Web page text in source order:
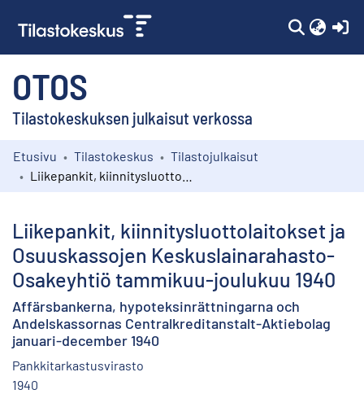
OTOS
Tilastokeskuksen julkaisut verkossa
Kokoelmat
Etusivu Tilastokeskus
Tilastojulkaisut
Liikepankit, kiinnitysluottolaitokset ja
Osuuskassojen Keskuslainarahasto-
Osakeyhtiö tammikuu-joulukuu 1940
Affärsbankerna, hypoteksinrättningarna och
Andelskassornas Centralkreditanstalt-Aktiebolag
januari-december 1940
Pankkitarkastusvirasto
1940